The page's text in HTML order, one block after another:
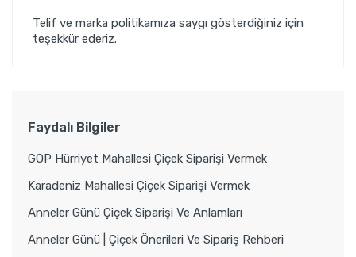
Faydalı Bilgiler
GOP Hürriyet Mahallesi Çiçek Siparişi Vermek
Karadeniz Mahallesi Çiçek Siparişi Vermek
Anneler Günü Çiçek Siparişi Ve Anlamları
Anneler Günü | Çiçek Önerileri Ve Sipariş Rehberi
Telif ve marka politikamıza saygı gösterdiğiniz için
teşekkür ederiz.